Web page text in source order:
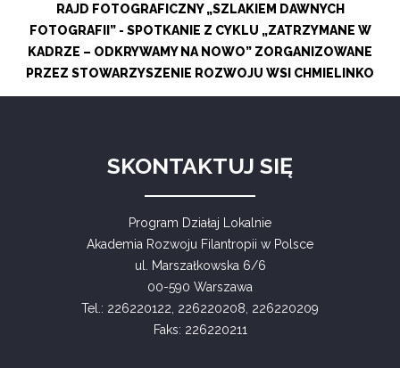
RAJD FOTOGRAFICZNY „SZLAKIEM DAWNYCH
FOTOGRAFII” - SPOTKANIE Z CYKLU „ZATRZYMANE W
KADRZE – ODKRYWAMY NA NOWO” ZORGANIZOWANE
PRZEZ STOWARZYSZENIE ROZWOJU WSI CHMIELINKO
SKONTAKTUJ SIĘ
Program Działaj Lokalnie
Akademia Rozwoju Filantropii w Polsce
ul. Marszałkowska 6/6
00-590 Warszawa
Tel.: 226220122, 226220208, 226220209
Faks: 226220211